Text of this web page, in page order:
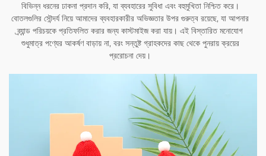
বিভিন্ন ধরনের ঢাকনা প্রদান করি, যা ব্যবহারের সুবিধা এবং বহুমুখিতা নিশ্চিত করে।
বোতলগুলির সৌন্দর্য নিয়ে আমাদের ব্যবহারকারীর অভিজ্ঞতার উপর গুরুত্ব রয়েছে, যা আপনার
ব্র্যান্ড পরিচয়কে প্রতিফলিত করার জন্য কাস্টমাইজ করা যায়। এই বিস্তারিত মনোযোগ
শুধুমাত্র পণ্যের আকর্ষণ বাড়ায় না, বরং সন্তুষ্ট গ্রাহকদের কাছ থেকে পুনরায় ক্রয়ের
প্ররোচনা দেয়।